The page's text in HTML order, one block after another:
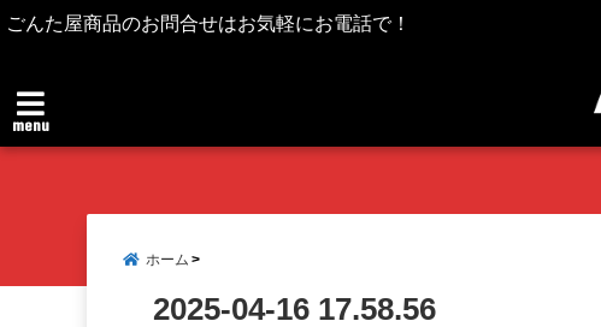
ごんた屋商品のお問合せはお気軽にお電話で！
menu
ホーム
2025-04-16 17.58.56